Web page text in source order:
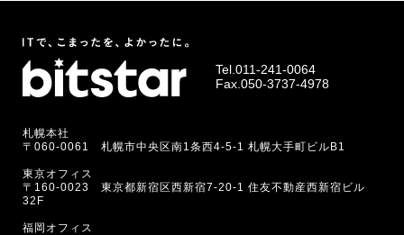
Tel. 011-241-0064
Fax.050-3737-4978
札幌本社
〒060-0061 札幌市中央区南1条西4-5-1 札幌大手町ビルB1
東京オフィス
〒160-0023 東京都新宿区西新宿7-20-1 住友不動産西新宿ビル
32F
福岡オフィス